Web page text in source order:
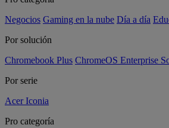
Negocios Gaming en la nube Día a día
Por solución
Chromebook Plus ChromeOS Enterprise
Por serie
Acer Iconia
Pro categoría